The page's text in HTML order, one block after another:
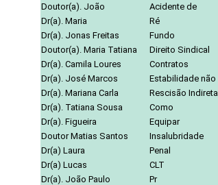
Doutor(a). João
Acidente de
Dr(a). Maria
Ré
Dr(a). Jonas Freitas
Fundo
Doutor(a). Maria Tatiana
Direito Sindical
Dr(a). Camila Loures
Contratos
Dr(a). José Marcos
Estabilidade não
Dr(a). Mariana Carla
Rescisão Indireta
Dr(a). Tatiana Sousa
Como
Dr(a). Figueira
Equipar
Doutor Matias Santos
Insalubridade
Dr(a) Laura
Penal
Dr(a) Lucas
CLT
Dr(a). João Paulo
Pr